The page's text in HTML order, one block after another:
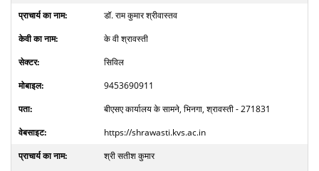
डॉ. राम कुमार श्रीवास्तव
के वी श्रावस्ती
सिविल
9453690911
बीएसए कार्यालय के सामने, भिनगा, श्रावस्ती - 271831
https://shrawasti.kvs.ac.in
श्री सतीश कुमार